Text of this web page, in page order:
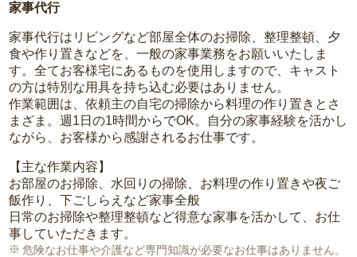
家事代行
家事代行はリビングなど部屋全体のお掃除、整理整頓、夕
食や作り置きなどを、一般の家事業務をお願いいたしま
す。全てお客様宅にあるものを使用しますので、キャスト
の方は特別な用具を持ち込む必要はありません。
作業範囲は、依頼主の自宅の掃除から料理の作り置きとさ
まざま。週1日の1時間からでOK。自分の家事経験を活かし
ながら、お客様から感謝されるお仕事です。
【主な作業内容】
お部屋のお掃除、水回りの掃除、お料理の作り置きや夜ご
飯作り、下ごしらえなど家事全般
日常のお掃除や整理整頓など得意な家事を活かして、お仕
事していただきます。
危険なお仕事や介護など専門知識が必要なお仕事はありません。